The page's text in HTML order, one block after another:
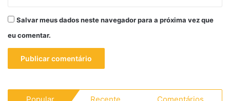
Salvar meus dados neste navegador para a próxima vez que
eu comentar.